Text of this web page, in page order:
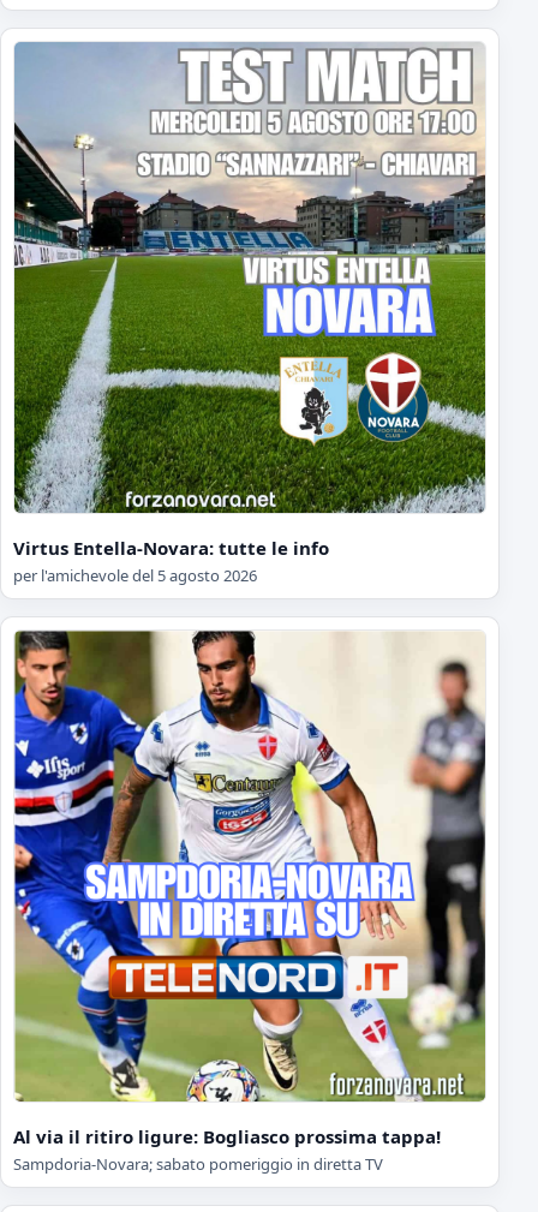
Virtus Entella-Novara: tutte le info
per l'amichevole del 5 agosto 2026
Al via il ritiro ligure: Bogliasco prossima tappa!
Sampdoria-Novara; sabato pomeriggio in diretta TV